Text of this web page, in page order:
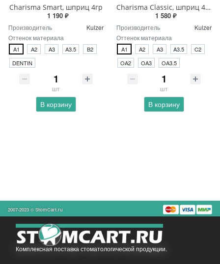
Charisma Smart, шприц 4гр
1 190 ₽
Производитель
Kulzer
Оттенок материала
A1 A2 A3 A3.5
B2
DENTIN
шт
В корзину
Charisma Classic, шприц 4гр.
1 580 ₽
Производитель
Kulzer
Оттенок материала
A1 A2 A3 A3.5
C2
OA2
OA3 OA3.5
шт
В корзину
2007-2023 © StomCart.ru
Комплексная поставка стоматологической продукции.